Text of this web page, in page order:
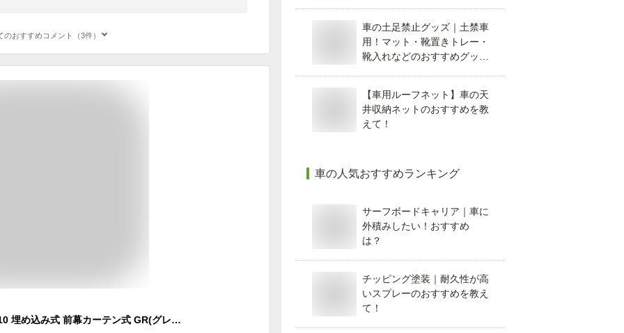
のおすすめコメント（3件）
パイプ倉庫 一式 GR-10 埋め込み式 前幕カーテン式 GR(グレー） GR10TSOR 南栄工業 [パイプ車庫 本体 物置 ガレージ 防雨 防塵 gr10]【hc8】
車の土足禁止グッズ｜土禁車
用！マット・靴置きトレー・
靴入れなどのおすすめグッズ
【車用ルーフネット】車の天
井収納ネットのおすすめを教
えて！
車の人気おすすめランキング
サーフボードキャリア｜車に
外積みしたい！おすすめ
は？
チッピング塗装｜耐久性が高
いスプレーのおすすめを教え
て！